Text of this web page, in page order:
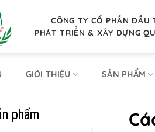
CÔNG TY CỔ PHẦN ĐẦU
PHÁT TRIỂN & XÂY DỰNG
GIỚI THIỆU SẢN PHẨM
phẩm